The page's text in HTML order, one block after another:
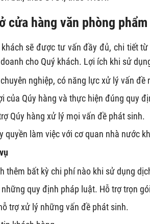
cửa hàng văn phòng
khách sẽ được tư vấn đầy đủ, chi tiết
cho Quý khách. Lợi ích khi sử
nghiệp, có năng lực xử lý vấn đề
của Qúy hàng và thực hiện đúng quy
Qúy hàng xử lý mọi vấn đề phát sinh.
quyền làm việc với cơ quan nhà nước
thêm bất kỳ chi phí nào khi sử dụng
quy định pháp luật. Hỗ trợ trọn
trợ xử lý những vấn đề phát sinh.